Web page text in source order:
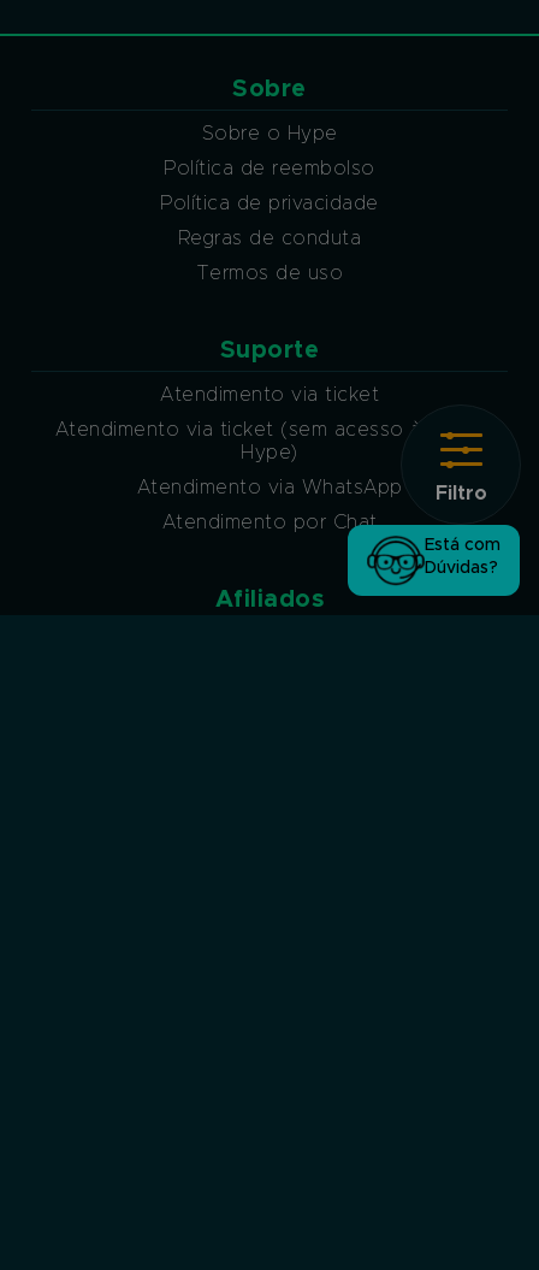
Filtro
Sobre
Sobre o Hype
Política de reembolso
Política de privacidade
Regras de conduta
Termos de uso
Suporte
Atendimento via ticket
Atendimento via ticket (sem acesso à conta
Hype)
Atendimento via WhatsApp
Atendimento por Chat
Afiliados
Está com
Dúvidas?